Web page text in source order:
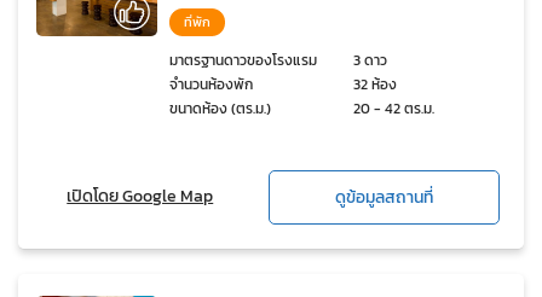
ที่พัก
มาตรฐานดาวของโรงแรม
3 ดาว
จำนวนห้องพัก
32 ห้อง
ขนาดห้อง (ตร.ม.)
20 - 42 ตร.ม.
เปิดโดย Google Map ดูข้อมูลสถานที่